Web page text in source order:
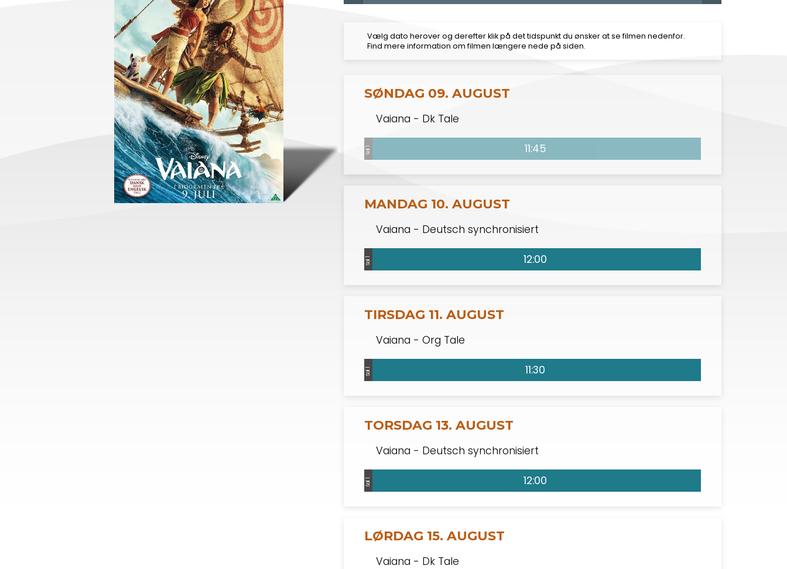
Vælg dato herover og derefter klik på det tidspunkt du ønsker at se filmen nedenfor.
Find mere information om filmen længere nede på siden.
SØNDAG 09. AUGUST
Vaiana - Dk Tale
Sal 1 11:45
MANDAG 10. AUGUST
Vaiana - Deutsch synchronisiert
Sal 1 12:00
TIRSDAG 11. AUGUST
Vaiana - Org Tale
Sal 1 11:30
TORSDAG 13. AUGUST
Vaiana - Deutsch synchronisiert
Sal 1 12:00
LØRDAG 15. AUGUST
Vaiana - Dk Tale